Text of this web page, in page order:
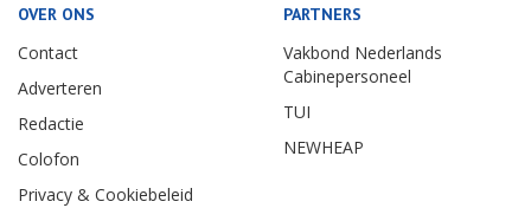
OVER ONS
Contact
Adverteren
Redactie
Colofon
Privacy & Cookiebeleid
PARTNERS
Vakbond Nederlands
Cabinepersoneel
TUI
NEWHEAP